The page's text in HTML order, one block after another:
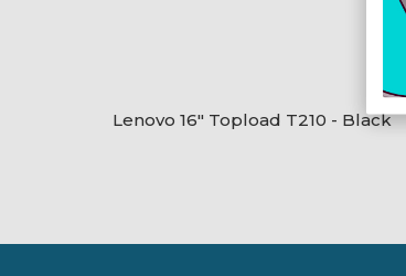
Lenovo 16" Topload T210 - Black